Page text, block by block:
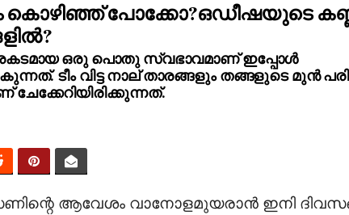
കൊഴിഞ്ഞ് പോക്കോ?ഒഡീഷയുടെ
ഒരു പൊതു സ്വഭാവമാണ് ഇപ്പോൾ
ടീം വിട്ട നാല് താരങ്ങളും തങ്ങളുടെ മുൻ
ആവേശം വാനോളമുയരാൻ ഇനി